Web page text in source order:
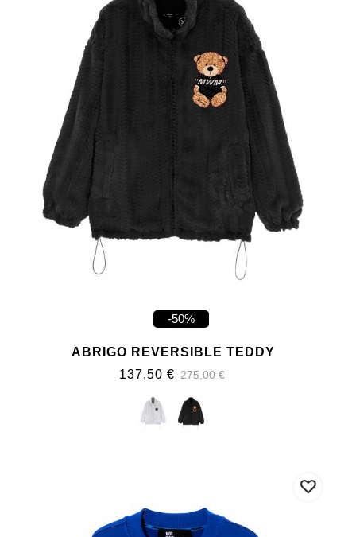
-50%
ABRIGO REVERSIBLE TEDDY
137,50 € 275,00 €